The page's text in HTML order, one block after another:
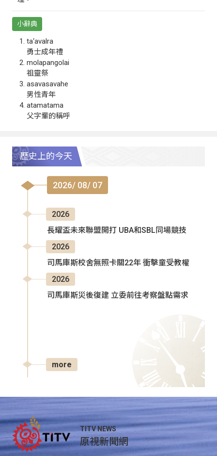
小辭典
ta‘avalra
勇士成年禮
molapangolai
祖靈祭
asavasavahe
男性青年
atamatama
父字輩的稱呼
歷史上的今天
2026/ 08/ 07
2026
長耀盃未來聯盟開打 UBA和SBL同場競技
2026
司馬庫斯校舍無照卡關22年 衝擊童受教權
2026
司馬庫斯災後復建 立委前往考察盤點需求
more
TITV NEWS
原視新聞網